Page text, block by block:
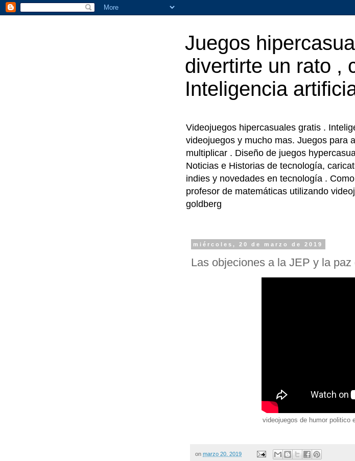
Juegos
divertirte un rato ,
Inteligencia
Videojuegos hipercasuales gratis .
videojuegos y mucho mas. Juegos para
multiplicar . Diseño de juegos
Noticias e Historias de tecnología,
indies y novedades en tecnología .
profesor de matemáticas utilizando
goldberg
miércoles, 20 de marzo de 2019
Las objeciones a la JEP y la
videojuegos de humor politico
on marzo 20, 2019